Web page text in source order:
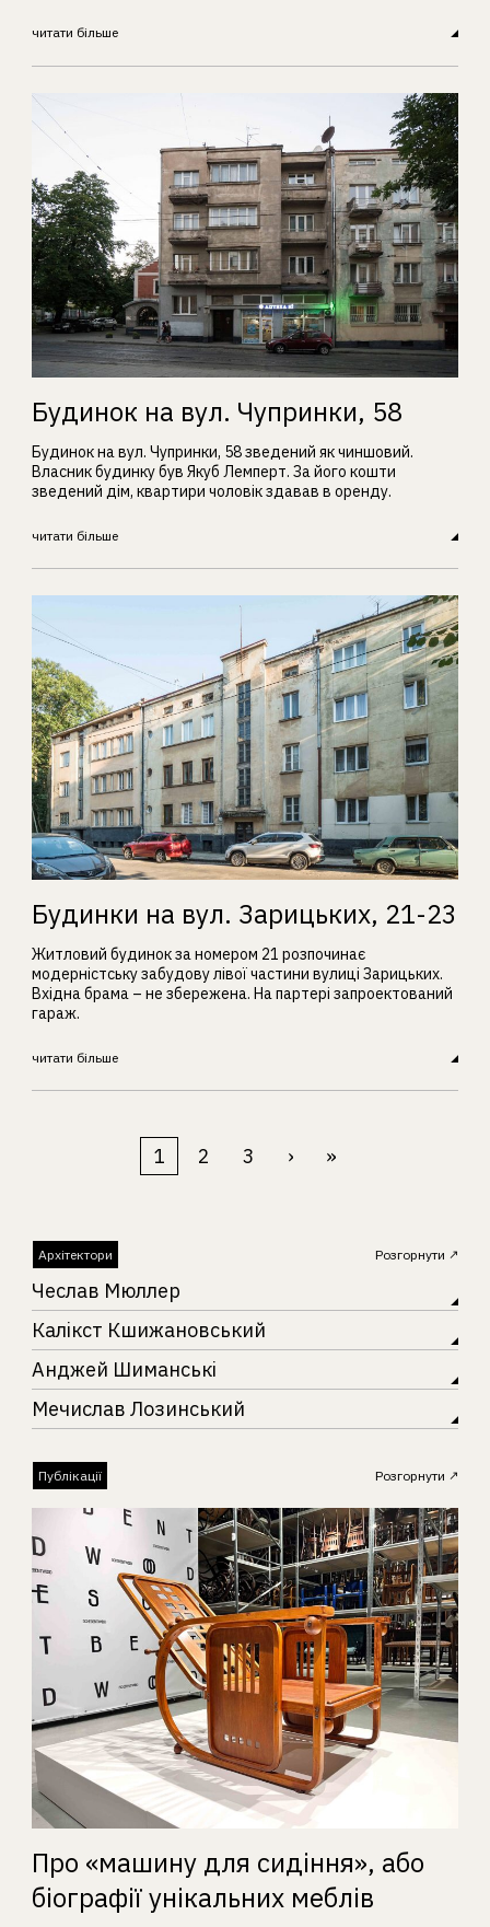
читати більше
Будинок на вул. Чупринки, 58
Будинок на вул. Чупринки, 58 зведений як чиншовий.
Власник будинку був Якуб Лемперт. За його кошти
зведений дім, квартири чоловік здавав в оренду.
читати більше
Будинки на вул. Зарицьких, 21-23
Житловий будинок за номером 21 розпочинає
модерністську забудову лівої частини вулиці Зарицьких.
Вхідна брама – не збережена. На партері запроектований
гараж.
читати більше
1 2 3 › »
Розгорнути
Архітектори
Чеслав Мюллер
Калікст Кшижановський
Анджей Шиманські
Мечислав Лозинський
Розгорнути
Публікації
Про «машину для сидіння», або
біографії унікальних меблів